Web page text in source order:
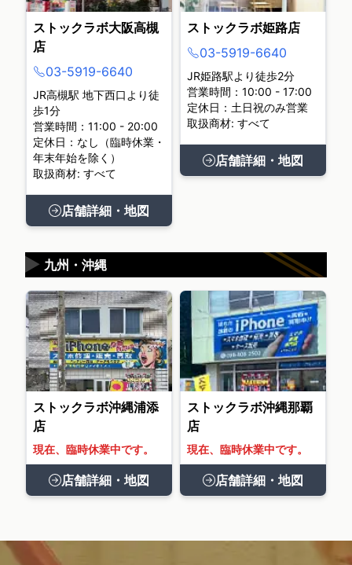
ストックラボ大阪高槻
店
03-5919-6640
JR高槻駅 地下西口より徒
歩1分
営業時間：11:00 - 20:00
定休日：なし（臨時休業・
年末年始を除く）
取扱商材: すべて
店舗詳細・地図
ストックラボ姫路店
03-5919-6640
JR姫路駅より徒歩2分
営業時間：10:00 - 17:00
定休日：土日祝のみ営業
取扱商材: すべて
店舗詳細・地図
九州・沖縄
▶
ストックラボ沖縄浦添
店
現在、臨時休業中です。
店舗詳細・地図
ストックラボ沖縄那覇
店
現在、臨時休業中です。
店舗詳細・地図